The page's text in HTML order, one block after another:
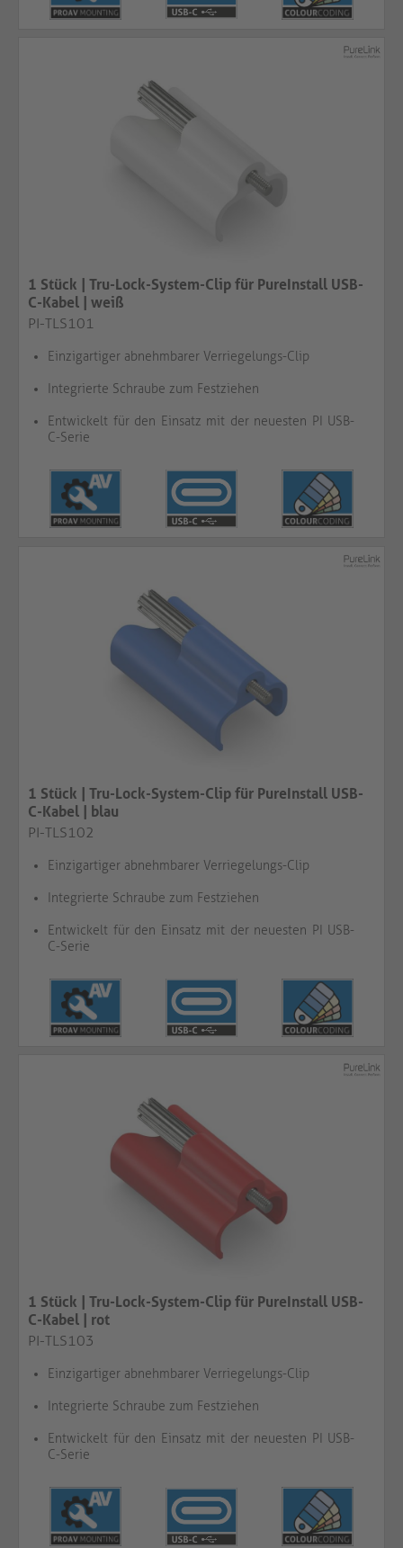
1 Stück | Tru-Lock-System-Clip für PureInstall USB-
C-Kabel | weiß​​​​​​​
PI-TLS101
Einzigartiger abnehmbarer Verriegelungs-Clip
Integrierte Schraube zum Festziehen
Entwickelt für den Einsatz mit der neuesten PI USB-
C-Serie
1 Stück | Tru-Lock-System-Clip für PureInstall USB-
C-Kabel | blau​​​​​​​
PI-TLS102
Einzigartiger abnehmbarer Verriegelungs-Clip
Integrierte Schraube zum Festziehen
Entwickelt für den Einsatz mit der neuesten PI USB-
C-Serie
1 Stück | Tru-Lock-System-Clip für PureInstall USB-
C-Kabel | rot​​​​​​​
PI-TLS103
Einzigartiger abnehmbarer Verriegelungs-Clip
Integrierte Schraube zum Festziehen
Entwickelt für den Einsatz mit der neuesten PI USB-
C-Serie